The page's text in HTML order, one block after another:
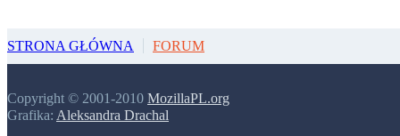
STRONA GŁÓWNA FORUM
Copyright © 2001-2010 MozillaPL.org
Grafika: Aleksandra Drachal